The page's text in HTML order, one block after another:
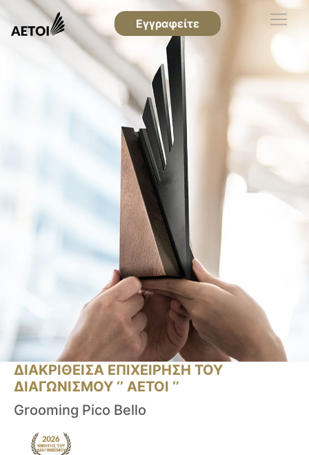
Εγγραφείτε
ΔΙΑΚΡΙΘΕΙΣΑ ΕΠΙΧΕΙΡΗΣΗ ΤΟΥ
ΔΙΑΓΩΝΙΣΜΟΥ ‘’ ΑΕΤΟΙ ‘’
Grooming Pico Bello